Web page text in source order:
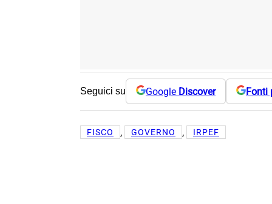
Seguici su Google Discover Fonti
FISCO , GOVERNO , IRPEF